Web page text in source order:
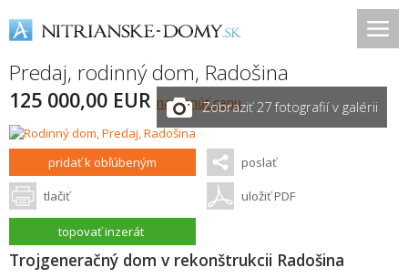
Predaj, rodinný dom, Radošina
125 000,00 EUR navrhnúť cenuZobraziť 27 fotografií v galérii
pridať k obľúbeným poslať
tlačiť uložiť PDF
topovať inzerát
Trojgeneračný dom v rekonštrukcii Radošina